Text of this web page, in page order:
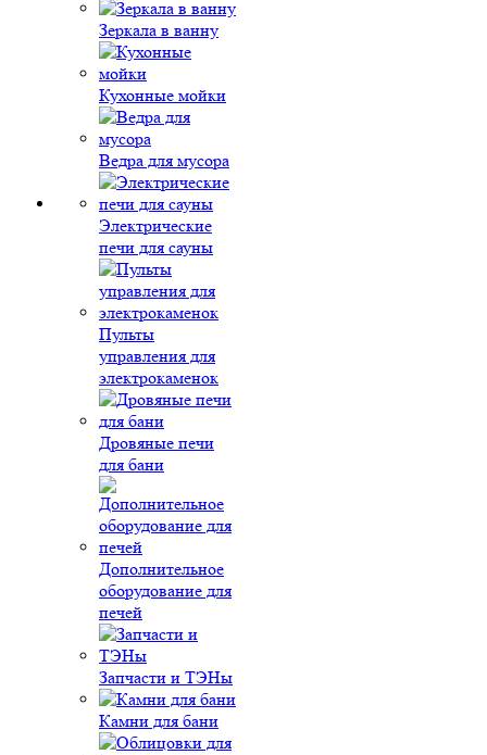
Зеркала в ванну
Кухонные мойки
Ведра для мусора
Электрические
печи для сауны
Пульты
управления для
электрокаменок
Дровяные печи
для бани
Дополнительное
оборудование для
печей
Запчасти и ТЭНы
Камни для бани